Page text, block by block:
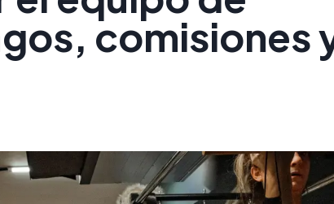
comisiones